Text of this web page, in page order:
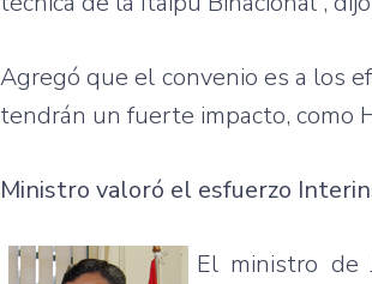
Agregó que el convenio es a los
tendrán un fuerte impacto, como
Ministro valoró el esfuerzo
El ministro de